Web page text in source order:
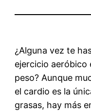
¿Alguna vez te
ejercicio aeróbico
peso? Aunque
el cardio es la
grasas, hay más